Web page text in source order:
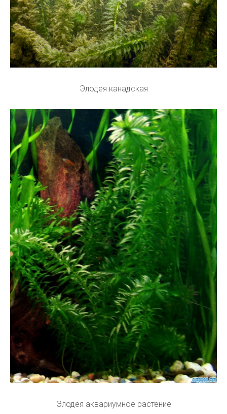
Элодея канадская
Элодея аквариумное растение